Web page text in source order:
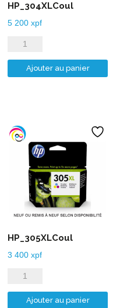
HP_304XLCoul
5 200xpf
quantité
de
HP_304XLCoul
Ajouter au panier
HP_305XLCoul
3 400xpf
quantité
de
HP_305XLCoul
Ajouter au panier